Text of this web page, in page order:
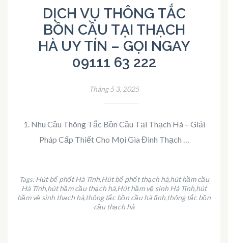
DỊCH VỤ THÔNG TẮC
BỒN CẦU TẠI THẠCH
HÀ UY TÍN – GỌI NGAY
09111 63 222
Tháng 5 3, 2025
1. Nhu Cầu Thông Tắc Bồn Cầu Tại Thạch Hà – Giải
Pháp Cấp Thiết Cho Mọi Gia Đình Thạch …
Tags:Hút bể phốt Hà Tĩnh,Hút bể phốt thạch hà,hút hầm cầu
Hà Tĩnh,hút hầm cầu thạch hà,Hút hầm vệ sinh Hà Tĩnh,hút
hầm vệ sinh thạch hà,thông tắc bồn cầu hà tĩnh,thông tắc bồn
cầu thạch hà